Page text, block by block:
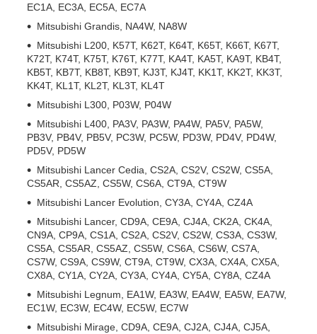
EC1A, EC3A, EC5A, EC7A
Mitsubishi Grandis, NA4W, NA8W
Mitsubishi L200, K57T, K62T, K64T, K65T, K66T, K67T,
K72T, K74T, K75T, K76T, K77T, KA4T, KA5T, KA9T, KB4T,
KB5T, KB7T, KB8T, KB9T, KJ3T, KJ4T, KK1T, KK2T, KK3T,
KK4T, KL1T, KL2T, KL3T, KL4T
Mitsubishi L300, P03W, P04W
Mitsubishi L400, PA3V, PA3W, PA4W, PA5V, PA5W,
PB3V, PB4V, PB5V, PC3W, PC5W, PD3W, PD4V, PD4W,
PD5V, PD5W
Mitsubishi Lancer Cedia, CS2A, CS2V, CS2W, CS5A,
CS5AR, CS5AZ, CS5W, CS6A, CT9A, CT9W
Mitsubishi Lancer Evolution, CY3A, CY4A, CZ4A
Mitsubishi Lancer, CD9A, CE9A, CJ4A, CK2A, CK4A,
CN9A, CP9A, CS1A, CS2A, CS2V, CS2W, CS3A, CS3W,
CS5A, CS5AR, CS5AZ, CS5W, CS6A, CS6W, CS7A,
CS7W, CS9A, CS9W, CT9A, CT9W, CX3A, CX4A, CX5A,
CX8A, CY1A, CY2A, CY3A, CY4A, CY5A, CY8A, CZ4A
Mitsubishi Legnum, EA1W, EA3W, EA4W, EA5W, EA7W,
EC1W, EC3W, EC4W, EC5W, EC7W
Mitsubishi Mirage, CD9A, CE9A, CJ2A, CJ4A, CJ5A,